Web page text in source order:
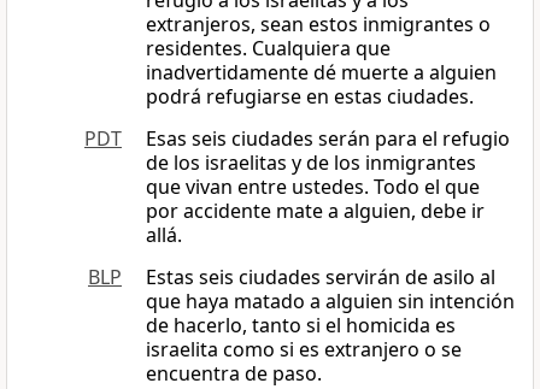
extranjeros, sean estos inmigrantes o
residentes. Cualquiera que
inadvertidamente dé muerte a alguien
podrá refugiarse en estas ciudades.
PDT
Esas seis ciudades serán para el refugio
de los israelitas y de los inmigrantes
que vivan entre ustedes. Todo el que
por accidente mate a alguien, debe ir
allá.
BLP
Estas seis ciudades servirán de asilo al
que haya matado a alguien sin intención
de hacerlo, tanto si el homicida es
israelita como si es extranjero o se
encuentra de paso.